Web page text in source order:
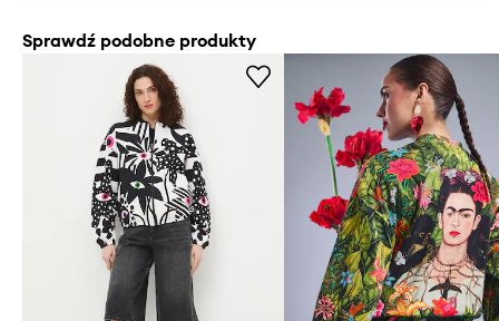
Sprawdź podobne produkty